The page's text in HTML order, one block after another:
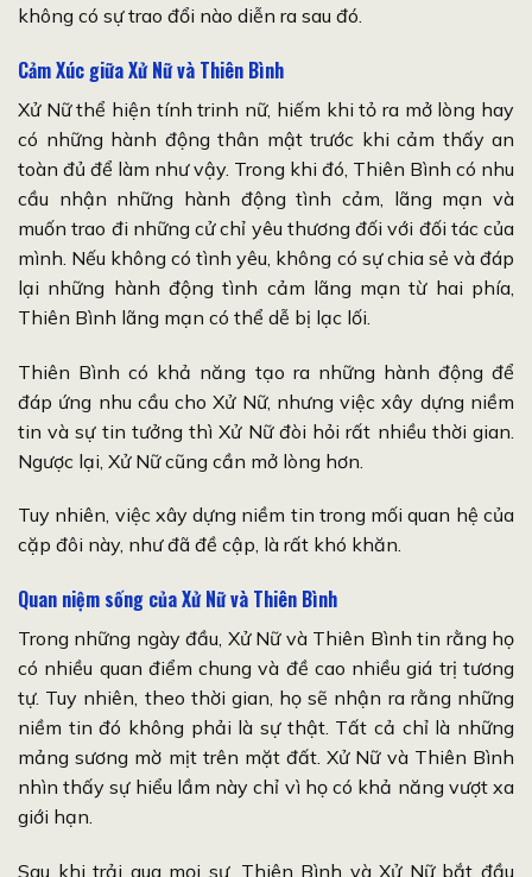
không có sự trao đổi nào diễn ra sau đó.
Cảm Xúc giữa Xử Nữ và Thiên Bình
Xử Nữ thể hiện tính trinh nữ, hiếm khi tỏ ra mở lòng hay
có những hành động thân mật trước khi cảm thấy an
toàn đủ để làm như vậy. Trong khi đó, Thiên Bình có nhu
cầu nhận những hành động tình cảm, lãng mạn và
muốn trao đi những cử chỉ yêu thương đối với đối tác của
mình. Nếu không có tình yêu, không có sự chia sẻ và đáp
lại những hành động tình cảm lãng mạn từ hai phía,
Thiên Bình lãng mạn có thể dễ bị lạc lối.
Thiên Bình có khả năng tạo ra những hành động để
đáp ứng nhu cầu cho Xử Nữ, nhưng việc xây dựng niềm
tin và sự tin tưởng thì Xử Nữ đòi hỏi rất nhiều thời gian.
Ngược lại, Xử Nữ cũng cần mở lòng hơn.
Tuy nhiên, việc xây dựng niềm tin trong mối quan hệ của
cặp đôi này, như đã đề cập, là rất khó khăn.
Quan niệm sống của Xử Nữ và Thiên Bình
Trong những ngày đầu, Xử Nữ và Thiên Bình tin rằng họ
có nhiều quan điểm chung và đề cao nhiều giá trị tương
tự. Tuy nhiên, theo thời gian, họ sẽ nhận ra rằng những
niềm tin đó không phải là sự thật. Tất cả chỉ là những
mảng sương mờ mịt trên mặt đất. Xử Nữ và Thiên Bình
nhìn thấy sự hiểu lầm này chỉ vì họ có khả năng vượt xa
giới hạn.
Sau khi trải qua mọi sự, Thiên Bình và Xử Nữ bắt đầu